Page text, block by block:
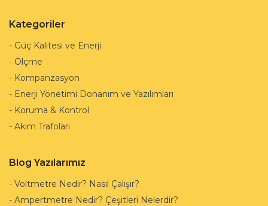
Kategoriler
- Güç Kalitesi ve Enerji
- Ölçme
- Kompanzasyon
- Enerji Yönetimi Donanım ve Yazılımları
- Koruma & Kontrol
- Akım Trafoları
Blog Yazılarımız
- Voltmetre Nedir? Nasıl Çalışır?
- Ampertmetre Nedir? Çeşitleri Nelerdir?